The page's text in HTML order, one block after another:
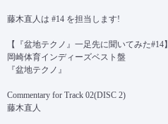
藤木直人は #14 を担当します!
【『盆地テクノ』一足先に聞いてみた#14】
岡崎体育インディーズベスト盤
『盆地テクノ』
Commentary for Track 02(DISC 2)
藤木直人